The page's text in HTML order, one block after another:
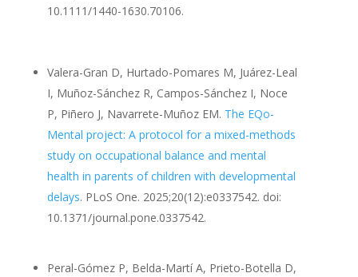
10.1111/1440-1630.70106.
Valera-Gran D, Hurtado-Pomares M, Juárez-Leal
I, Muñoz-Sánchez R, Campos-Sánchez I, Noce
P, Piñero J, Navarrete-Muñoz EM. The EQo-
Mental project: A protocol for a mixed-methods
study on occupational balance and mental
health in parents of children with developmental
delays. PLoS One. 2025;20(12):e0337542. doi:
10.1371/journal.pone.0337542.
Peral-Gómez P, Belda-Martí A, Prieto-Botella D,